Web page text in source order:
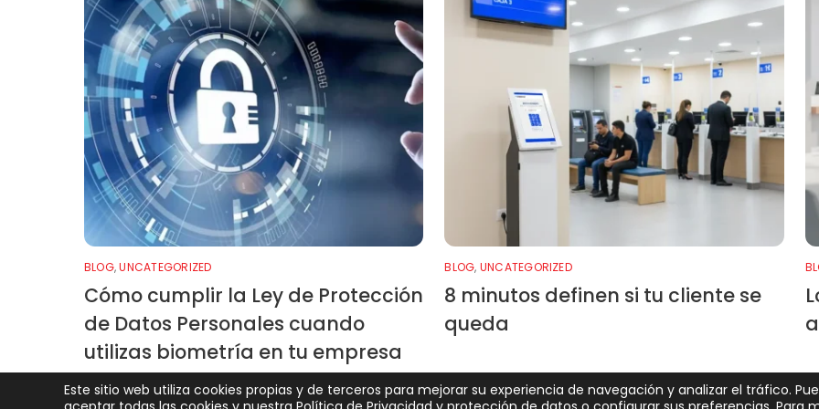
BLOG,UNCATEGORIZED
Cómo cumplir la Ley de Protección
de Datos Personales cuando
utilizas biometría en tu empresa
BLOG, UNCATEGORIZED
8 minutos definen si tu cliente se
queda
Este sitio web utiliza cookies propias y de terceros para mejorar su experiencia de navegación y analizar el tráfico.